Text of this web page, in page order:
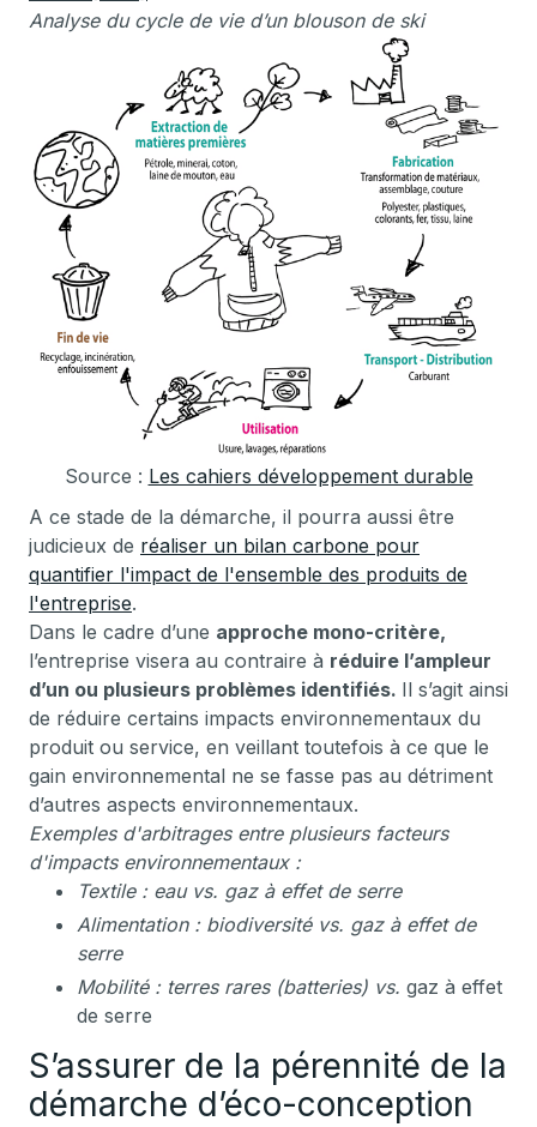
Analyse du cycle de vie d’un blouson de ski
Source : Les cahiers développement durable
A ce stade de la démarche, il pourra aussi être
judicieux de réaliser un bilan carbone pour
quantifier l'impact de l'ensemble des produits de
l'entreprise.
Dans le cadre d’une approche mono-critère,
l’entreprise visera au contraire à réduire l’ampleur
d’un ou plusieurs problèmes identifiés. Il s’agit ainsi
de réduire certains impacts environnementaux du
produit ou service, en veillant toutefois à ce que le
gain environnemental ne se fasse pas au détriment
d’autres aspects environnementaux.
Exemples d'arbitrages entre plusieurs facteurs
d'impacts environnementaux :
Textile : eau vs. gaz à effet de serre
Alimentation : biodiversité vs. gaz à effet de
serre
Mobilité : terres rares (batteries) vs. gaz à effet
de serre
S’assurer de la pérennité de la
démarche d’éco-conception